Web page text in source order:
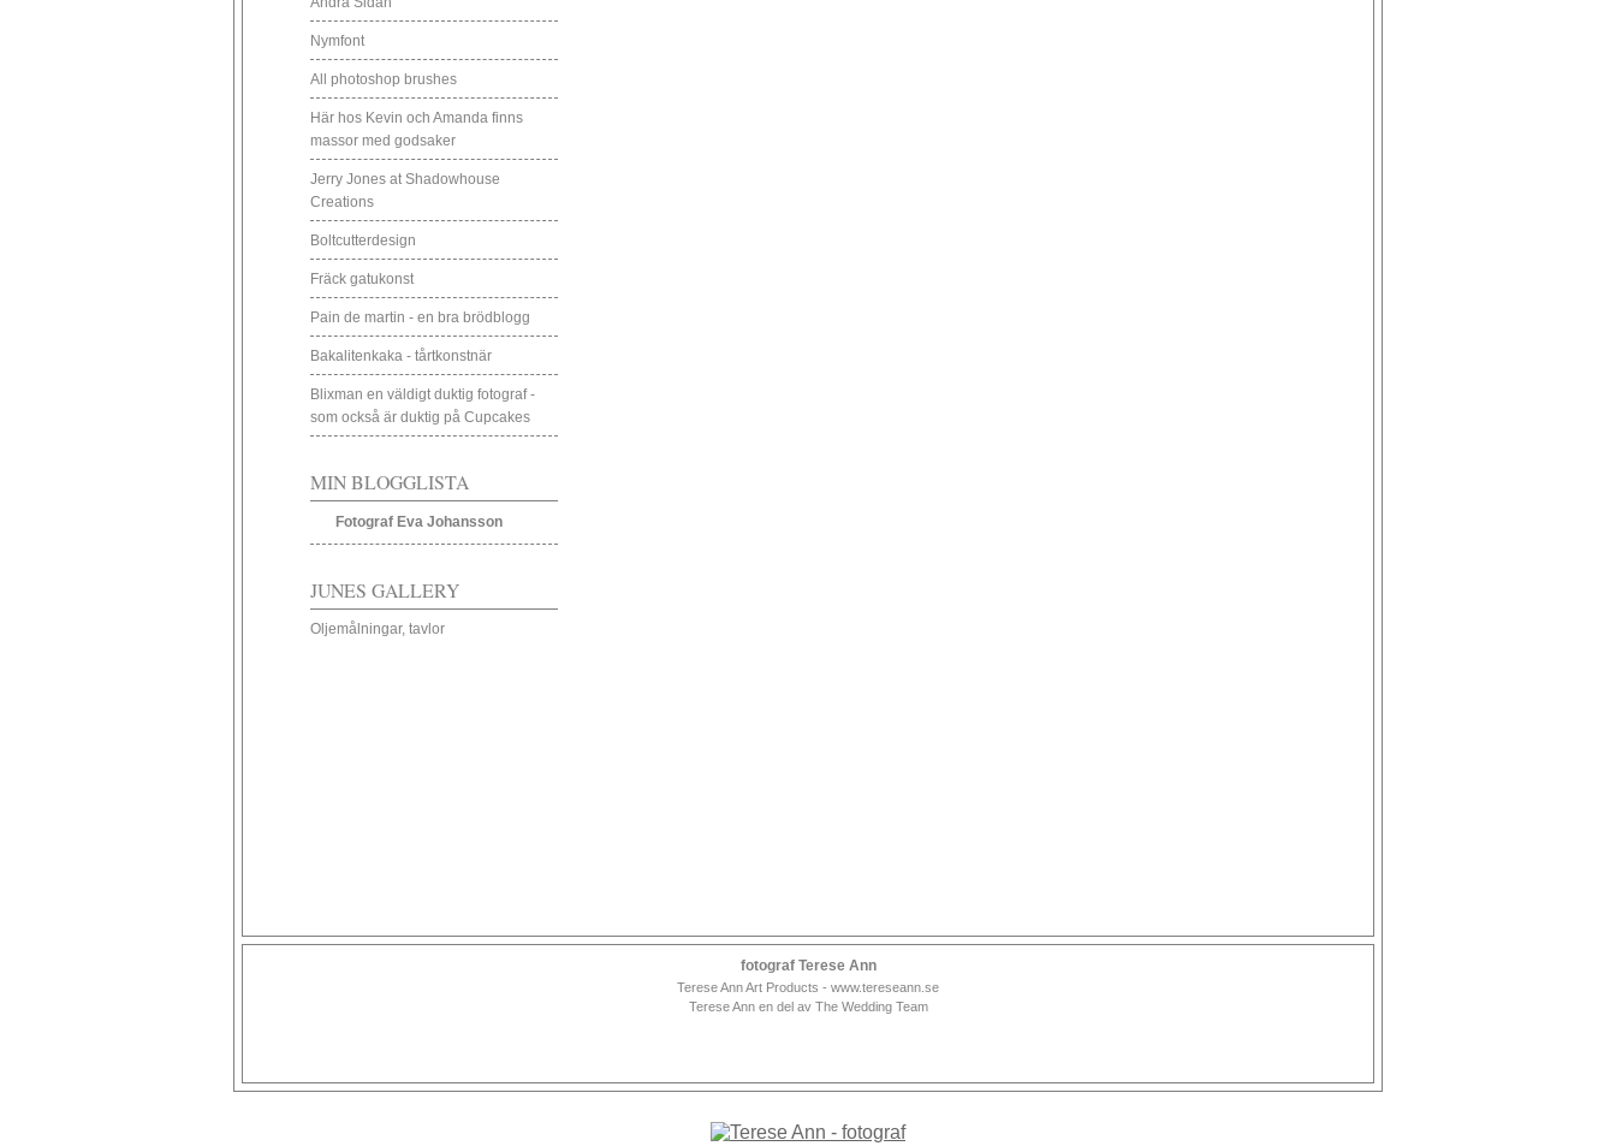
Nymfont
All photoshop brushes
Här hos Kevin och Amanda finns
massor med godsaker
Jerry Jones at Shadowhouse
Creations
Boltcutterdesign
Fräck gatukonst
Pain de martin - en bra brödblogg
Bakalitenkaka - tårtkonstnär
Blixman en väldigt duktig fotograf -
som också är duktig på Cupcakes
MIN BLOGGLISTA
Fotograf Eva Johansson
JUNES GALLERY
Oljemålningar, tavlor
fotograf Terese Ann
Terese Ann Art Products - www.tereseann.se
Terese Ann en del av The Wedding Team